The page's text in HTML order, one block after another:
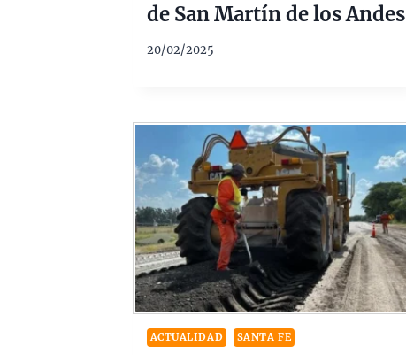
de San Martín de los Andes
20/02/2025
ACTUALIDAD SANTA FE